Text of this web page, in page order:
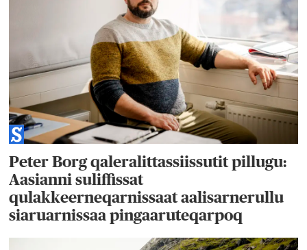
Peter Borg qaleralittassiissutit pillugu:
Aasianni suliffissat
qulakkeerneqarnissaat aalisarnerullu
siaruarnissaa pingaaruteqarpoq